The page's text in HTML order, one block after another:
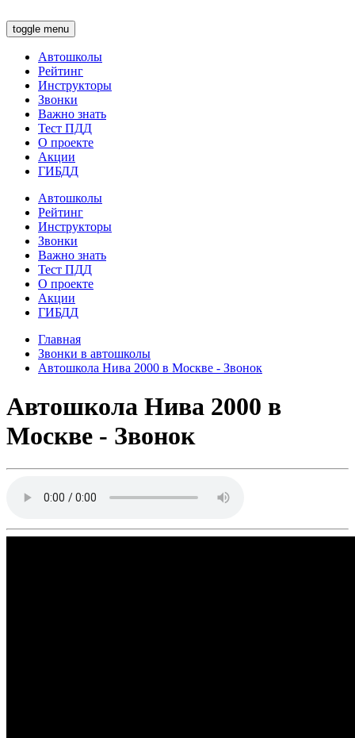
toggle menu
Автошколы
Рейтинг
Инструкторы
Звонки
Важно знать
Тест ПДД
О проекте
Акции
ГИБДД
Автошколы
Рейтинг
Инструкторы
Звонки
Важно знать
Тест ПДД
О проекте
Акции
ГИБДД
Главная
Звонки в автошколы
Автошкола Нива 2000 в Москве - Звонок
Автошкола Нива 2000 в
Москве - Звонок